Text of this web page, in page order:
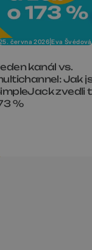
června 2026 |Eva Švédová
kanál vs.
Jak
zvedli
%